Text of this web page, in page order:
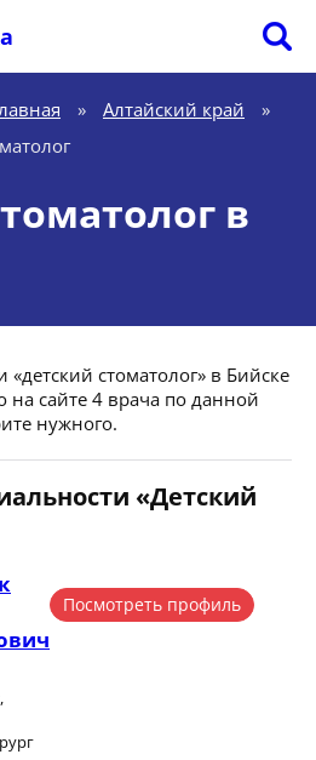
» Алтайский край
»
в
стоматолог» в Бийске
на сайте 4 врача по данной
нужного.
«Детский
Посмотреть профиль